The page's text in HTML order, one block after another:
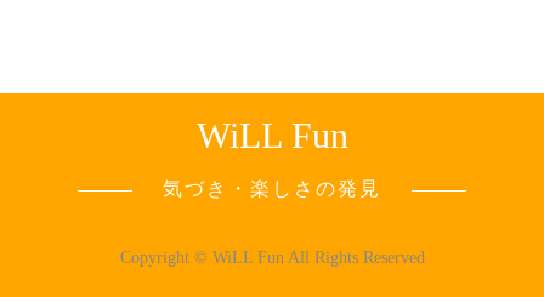
WiLL Fun
気づき・楽しさの発見
Copyright © WiLL Fun All Rights Reserved